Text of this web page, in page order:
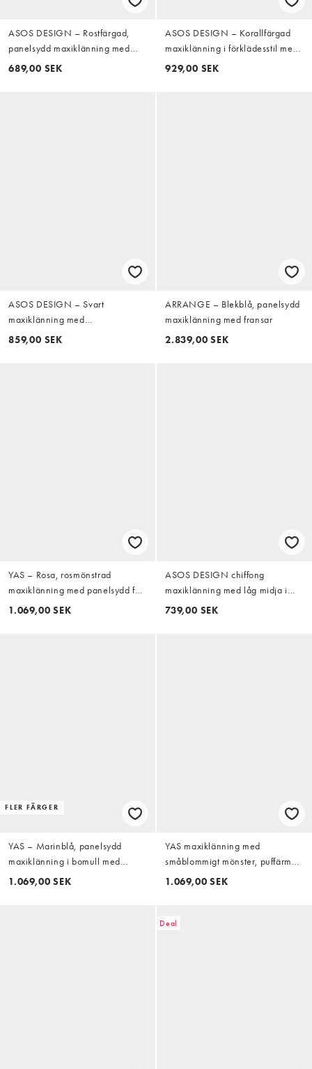
ASOS DESIGN – Rostfärgad,
panelsydd maxiklänning med
halterneck och grova kantband
689,00 SEK
ASOS DESIGN – Korallfärgad
maxiklänning i förklädesstil med
två lager och volang
929,00 SEK
ASOS DESIGN – Svart
maxiklänning med
bardotringning och blommigt
859,00 SEK
ARRANGE – Blekblå, panelsydd
maxiklänning med fransar
2.839,00 SEK
YAS – Rosa, rosmönstrad
maxiklänning med panelsydd fåll
och puffärmar
1.069,00 SEK
ASOS DESIGN chiffong
maxiklänning med låg midja i
buttermilk
739,00 SEK
FLER FÄRGER
YAS – Marinblå, panelsydd
maxiklänning i bomull med
volymärmar
1.069,00 SEK
YAS maxiklänning med
småblommigt mönster, puffärmar
och volang i blått
1.069,00 SEK
Deal